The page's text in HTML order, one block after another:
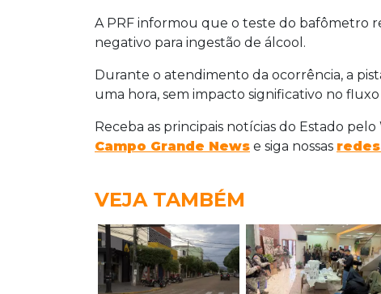
A PRF informou que o teste do bafômetro
negativo para ingestão de álcool.
Durante o atendimento da ocorrência, a
uma hora, sem impacto significativo no
Receba as principais notícias do Estado pelo
Campo Grande News e siga nossas
VEJA TAMBÉM